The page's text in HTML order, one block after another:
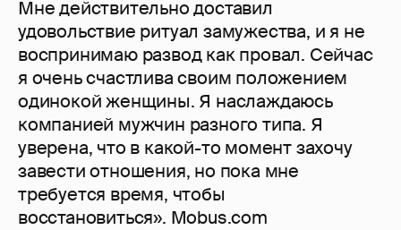
Мне действительно доставил
удовольствие ритуал замужества, и я не
воспринимаю развод как провал. Сейчас
я очень счастлива своим положением
одинокой женщины. Я наслаждаюсь
компанией мужчин разного типа. Я
уверена, что в какой-то момент захочу
завести отношения, но пока мне
требуется время, чтобы
восстановиться». Mobus.com